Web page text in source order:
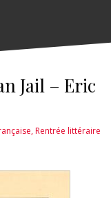
Jail – Eric
,Rentrée littéraire